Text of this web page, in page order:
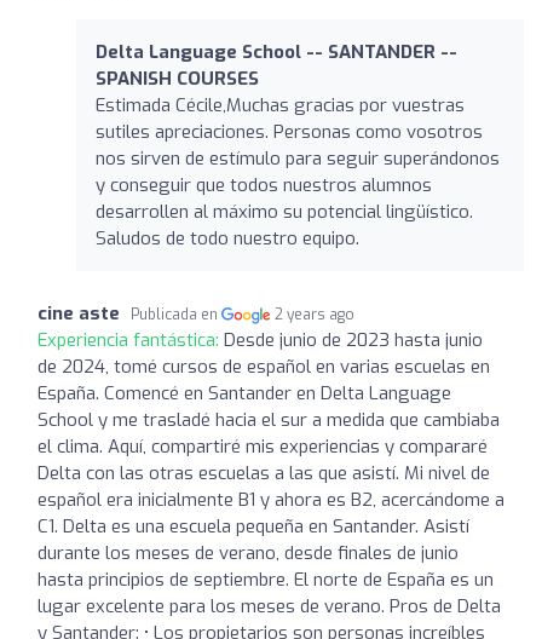
Delta Language School -- SANTANDER --
SPANISH COURSES
Estimada Cécile,Muchas gracias por vuestras
sutiles apreciaciones. Personas como vosotros
nos sirven de estímulo para seguir superándonos
y conseguir que todos nuestros alumnos
desarrollen al máximo su potencial lingüístico.
Saludos de todo nuestro equipo.
cine aste Publicada en 2 years ago
Experiencia fantástica: Desde junio de 2023 hasta junio
de 2024, tomé cursos de español en varias escuelas en
España. Comencé en Santander en Delta Language
School y me trasladé hacia el sur a medida que cambiaba
el clima. Aquí, compartiré mis experiencias y compararé
Delta con las otras escuelas a las que asistí. Mi nivel de
español era inicialmente B1 y ahora es B2, acercándome a
C1. Delta es una escuela pequeña en Santander. Asistí
durante los meses de verano, desde finales de junio
hasta principios de septiembre. El norte de España es un
lugar excelente para los meses de verano. Pros de Delta
y Santander: • Los propietarios son personas increíbles